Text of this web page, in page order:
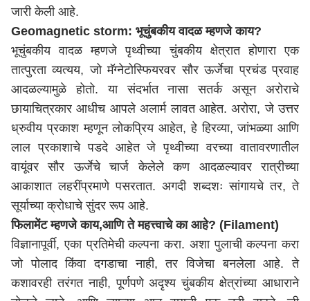
जारी केली आहे.
Geomagnetic storm: भूचुंबकीय वादळ म्हणजेकाय?
भूचुंबकीय वादळ म्हणजे पृथ्वीच्या चुंबकीय क्षेत्रात होणारा एक
तात्पुरता व्यत्यय, जो मॅग्नेटोस्फियरवर सौर ऊर्जेचा प्रचंड प्रवाह
आदळल्यामुळे होतो.या संदर्भातनासा सतर्कअसूनअरोराचे
छायाचित्रकार आधीच आपले अलार्म लावत आहेत. अरोरा, जे उत्तर
ध्रुवीय प्रकाश म्हणून लोकप्रिय आहेत, हे हिरव्या, जांभळ्या आणि
लाल प्रकाशाचे पडदे आहेत जे पृथ्वीच्या वरच्या वातावरणातील
वायूंवर सौर ऊर्जेचे चार्ज केलेले कण आदळल्यावर रात्रीच्या
आकाशात लहरींप्रमाणे पसरतात. अगदी शब्दशः सांगायचे तर, ते
सूर्याच्या क्रोधाचे सुंदर रूप आहे.
फिलामेंट म्हणजे काय,आणि ते महत्त्वाचे का आहे? (Filament)
विज्ञानापूर्वी, एका प्रतिमेची कल्पना करा. अशा पुलाची कल्पना करा
जो पोलाद किंवा दगडाचा नाही, तर विजेचा बनलेला आहे. ते
कशावरही तरंगत नाही, पूर्णपणे अदृश्य चुंबकीय क्षेत्रांच्या आधाराने